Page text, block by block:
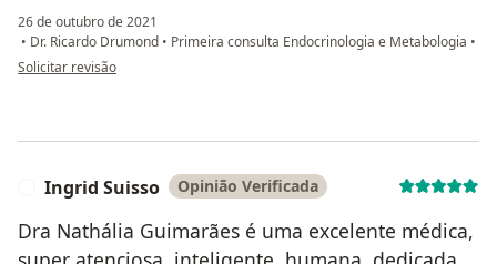
26 de outubro de 2021
• Dr. Ricardo Drumond • Primeira consulta Endocrinologia e Metabologia •
na opinião do utilizador Sua conta foi excluída
Solicitar revisão
Ingrid Suisso Opinião Verificada
Dra Nathália Guimarães é uma excelente médica,